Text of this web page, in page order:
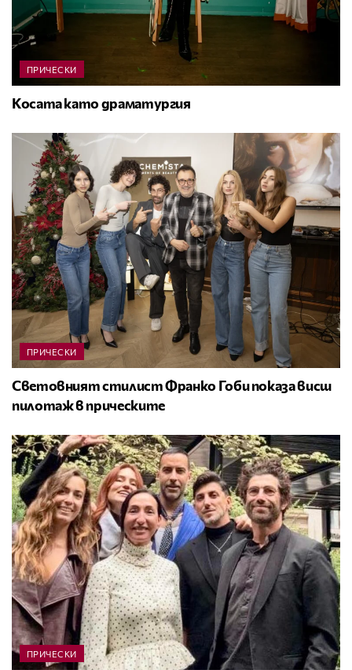
ПРИЧЕСКИ
Косата като драматургия
ПРИЧЕСКИ
Световният стилист Франко Гоби показа висш
пилотаж в прическите
ПРИЧЕСКИ